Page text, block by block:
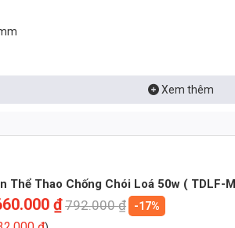
(tản nhiệt hiệu quả, chống ăn mòn)
tiết kiệm điện)
bụi, chống nước tuyệt đối)
Xem thêm
Thể Thao Chống Chói Loá 50w ( TDLF-
₫792.000₫
-17%